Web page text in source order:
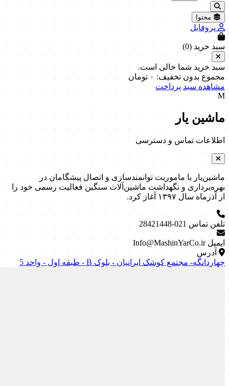
محتوا
پروفایل
سبد خرید (0
)
سبد خرید شما خالی است.
مجموع بدون تخفیف: ۰ تومان
مشاهده سبد پرداخت
M
ماشین یار
اطلاعات تماس و دسترسی
ماشین‌یار با ماموریت توانمندسازی و اتصال پیشگامان در
بهره‌برداری و نگهداشت ماشین‌آلات سنگین فعالیت رسمی خود را
از آذرماه سال ۱۳۹۷ آغاز کرد.
تلفن تماس 021-28421448
ایمیل Info@MashinYarCo.ir
آدرس
چهاردانگه- مجتمع کوشک ایرانیان - بلوک B - طبقه اول - واحد 5